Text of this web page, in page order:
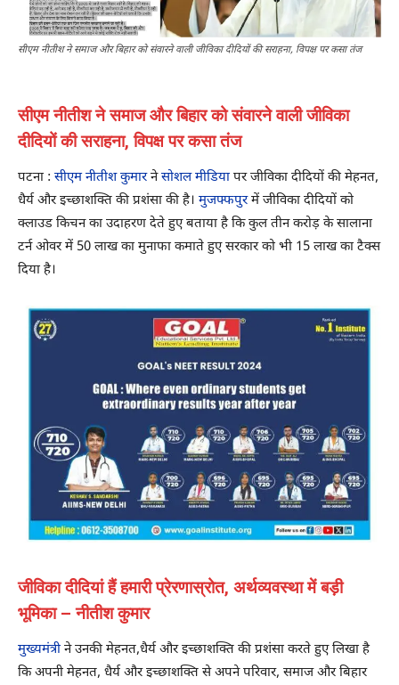
सीएम नीतीश ने समाज और बिहार को संवारने वाली जीविका दीदियों की सराहना, विपक्ष पर कसा तंज
सीएम नीतीश ने समाज और बिहार को संवारने वाली जीविका
दीदियों की सराहना, विपक्ष पर कसा तंज
पटना : सीएम नीतीश कुमारनेसोशल मीडियापर जीविका दीदियों की मेहनत,
धैर्य और इच्छाशक्ति की प्रशंसा की है। मुजफ्फपुरमें जीविका दीदियों को
क्लाउड किचन का उदाहरण देते हुए बताया है कि कुल तीन करोड़ के सालाना
टर्न ओवर में 50 लाख का मुनाफा कमाते हुए सरकार को भी 15 लाख का टैक्स
दिया है।
जीविका दीदियां हैं हमारी प्रेरणास्रोत, अर्थव्यवस्था में बड़ी
भूमिका – नीतीश कुमार
मुख्यमंत्रीने उनकी मेहनत,धैर्य और इच्छाशक्ति की प्रशंसा करते हुए लिखा है
कि अपनी मेहनत, धैर्य और इच्छाशक्ति से अपने परिवार, समाज और बिहार